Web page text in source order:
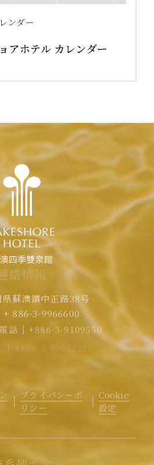
ンダー
アホテル カレンダー
絡情報
県蘇澳鎮中正路38号
+ 886-3-9966600
話
+886-3-9109550
+886-3-9960222
プライバシーポ
リシー
Cookie
設定